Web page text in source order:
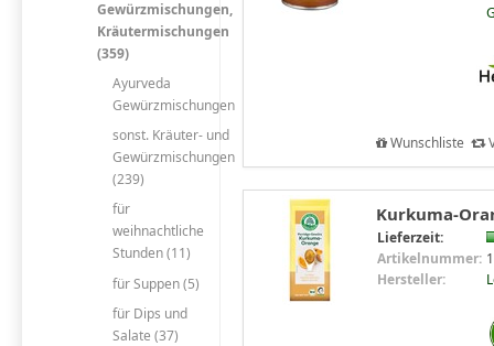
Gewürzmischungen,
Kräutermischungen
(359)
Ayurveda
Gewürzmischungen
sonst. Kräuter- und
Gewürzmischungen
(239)
für
weihnachtliche
Stunden (11)
für Suppen (5)
für Dips und
Salate (37)
Wunschliste
Kurkuma-
Lieferzeit:
Artikelnummer:
Hersteller: